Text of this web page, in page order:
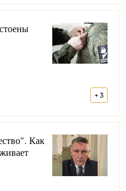
общество
+ 3
общество
Как